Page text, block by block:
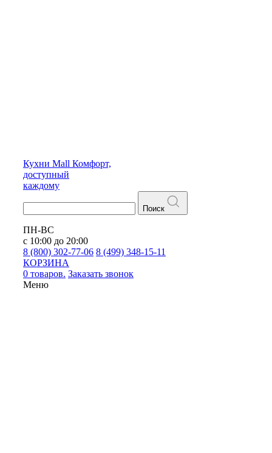
Кухни Mall Комфорт,
доступный
каждому
Поиск
ПН-ВС
с 10:00 до 20:00
8 (800) 302-77-06 8 (499) 348-15-11
КОРЗИНА
0 товаров. Заказать звонок
Меню